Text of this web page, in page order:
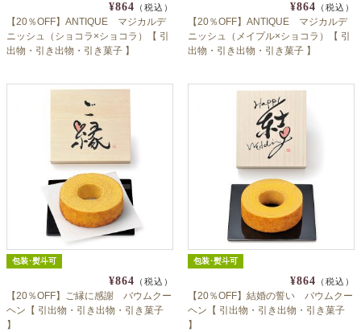
¥864 （税込）
【20％OFF】ANTIQUE マジカルデ
ニッシュ（ショコラ×ショコラ）【 引
出物・引き出物・引き菓子 】
¥864 （税込）
【20％OFF】ANTIQUE マジカルデ
ニッシュ（メイプル×ショコラ）【 引
出物・引き出物・引き菓子 】
包装･熨斗可
¥864 （税込）
【20％OFF】ご縁に感謝 バウムクー
ヘン【 引出物・引き出物・引き菓子
】
包装･熨斗可
¥864 （税込）
【20％OFF】結婚の誓い バウムクー
ヘン【 引出物・引き出物・引き菓子
】